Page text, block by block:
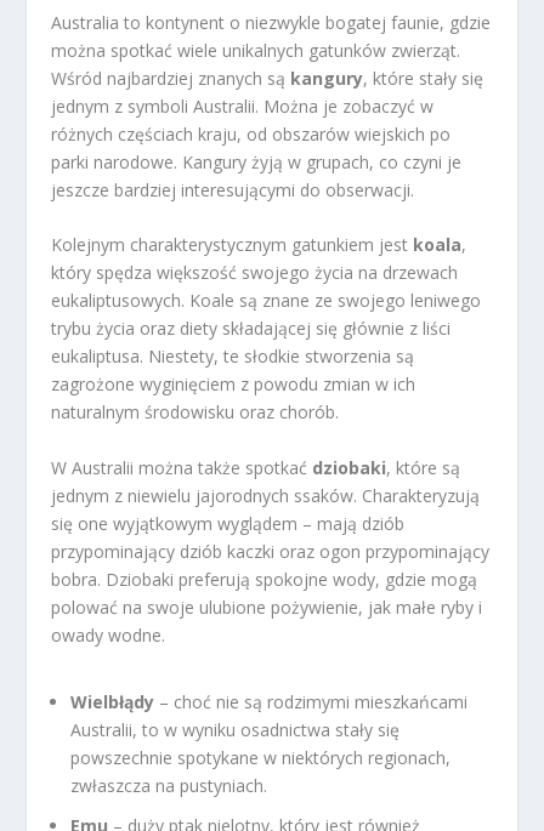
Australia to kontynent o niezwykle bogatej faunie, gdzie
można spotkać wiele unikalnych gatunków zwierząt.
Wśród najbardziej znanych są kangury, które stały się
jednym z symboli Australii. Można je zobaczyć w
różnych częściach kraju, od obszarów wiejskich po
parki narodowe. Kangury żyją w grupach, co czyni je
jeszcze bardziej interesującymi do obserwacji.
Kolejnym charakterystycznym gatunkiem jest koala,
który spędza większość swojego życia na drzewach
eukaliptusowych. Koale są znane ze swojego leniwego
trybu życia oraz diety składającej się głównie z liści
eukaliptusa. Niestety, te słodkie stworzenia są
zagrożone wyginięciem z powodu zmian w ich
naturalnym środowisku oraz chorób.
W Australii można także spotkać dziobaki, które są
jednym z niewielu jajorodnych ssaków. Charakteryzują
się one wyjątkowym wyglądem – mają dziób
przypominający dziób kaczki oraz ogon przypominający
bobra. Dziobaki preferują spokojne wody, gdzie mogą
polować na swoje ulubione pożywienie, jak małe ryby i
owady wodne.
Wielbłądy – choć nie są rodzimymi mieszkańcami
Australii, to w wyniku osadnictwa stały się
powszechnie spotykane w niektórych regionach,
zwłaszcza na pustyniach.
Emu – duży ptak nielotny, który jest również